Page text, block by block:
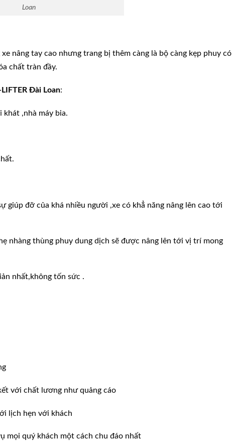
Loan
nâng tay cao nhưng trang bị thêm càng là bộ càng kẹp phuy có
chất tràn đầy.
Đài Loan:
khát ,nhà máy bia.
giúp đỡ của khá nhiều người ,xe có khẳ năng nâng lên cao tới
nhàng thùng phuy dung dịch sẽ được nâng lên tới vị trí mong
nhất,không tốn sức .
với chất lương như quảng cáo
lịch hẹn với khách
mọi quý khách một cách chu đáo nhất